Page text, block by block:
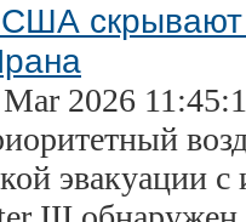
2026
эвакуации с